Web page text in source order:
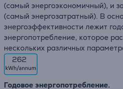
(самый энергоэкономичный), и
(самый энергозатратный). В
энергоэффективности лежит
энергопотребление, которое
нескольких различных
262
Годовое энергопотребление.